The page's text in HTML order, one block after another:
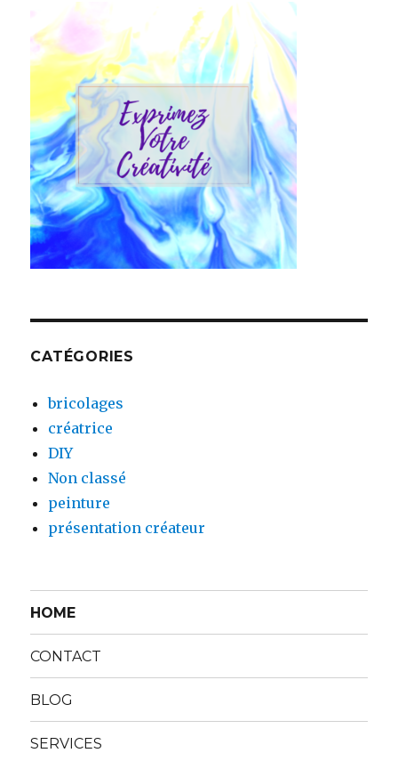
CATÉGORIES
bricolages
créatrice
DIY
Non classé
peinture
présentation créateur
HOME
CONTACT
BLOG
SERVICES